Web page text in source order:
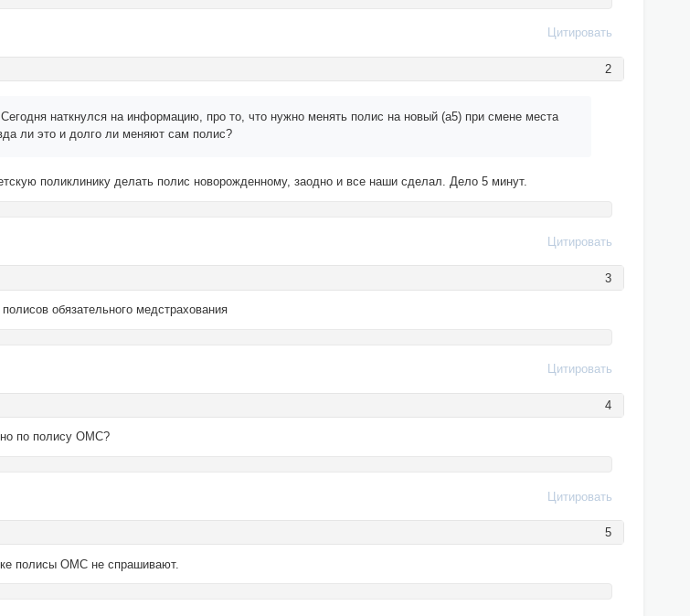
Цитировать
2
наткнулся на информацию, про то, что нужно менять полис на новый (а5) при смене места
ли это и долго ли меняют сам полис?
поликлинику делать полис новорожденному, заодно и все наши сделал. Дело 5 минут.
Цитировать
3
обязательного медстрахования
Цитировать
4
по полису ОМС?
Цитировать
5
полисы ОМС не спрашивают.